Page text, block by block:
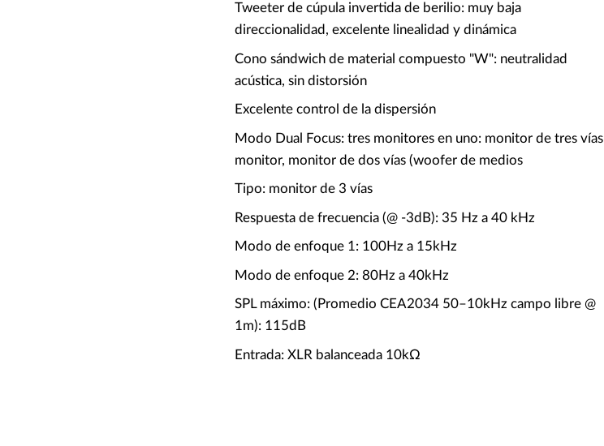
Tweeter de cúpula invertida de berilio: muy baja
direccionalidad, excelente linealidad y dinámica
Cono sándwich de material compuesto "W": neutralidad
acústica, sin distorsión
Excelente control de la dispersión
Modo Dual Focus: tres monitores en uno: monitor de tres vías
monitor, monitor de dos vías (woofer de medios
Tipo: monitor de 3 vías
Respuesta de frecuencia (@ -3dB): 35 Hz a 40 kHz
Modo de enfoque 1: 100Hz a 15kHz
Modo de enfoque 2: 80Hz a 40kHz
SPL máximo: (Promedio CEA2034 50–10kHz campo libre @
1m): 115dB
Entrada: XLR balanceada 10kΩ